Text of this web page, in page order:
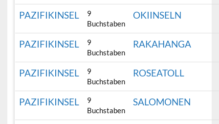
PAZIFIKINSEL
9
Buchstaben
OKIINSELN
PAZIFIKINSEL
9
Buchstaben
RAKAHANGA
PAZIFIKINSEL
9
Buchstaben
ROSEATOLL
PAZIFIKINSEL
9
Buchstaben
SALOMONEN